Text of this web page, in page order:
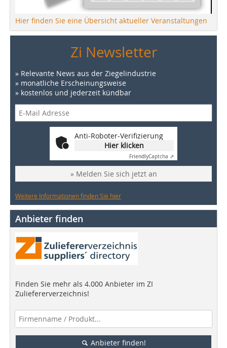
Hier finden Sie eine Übersicht aktueller Veranstaltungen
Zi Newsletter
» Relevante News aus der Ziegelindustrie
» monatliche Erscheinungsweise
» kostenlos und jederzeit kündbar
Anti-Roboter-Verifizierung
Hier klicken
FriendlyCaptcha ⇗
» Melden Sie sich jetzt an
Weitere Informationen finden Sie hier
Anbieter finden
Finden Sie mehr als 4.000 Anbieter im ZI
Zuliefererverzeichnis!
Anbieter finden!